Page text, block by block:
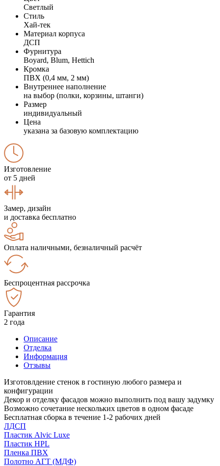
Светлый
Стиль
Хай-тек
Материал корпуса
ДСП
Фурнитура
Boyard, Blum, Hettich
Кромка
ПВХ (0,4 мм, 2 мм)
Внутреннее наполнение
на выбор (полки, корзины, штанги)
Размер
индивидуальный
Цена
указана за базовую комплектацию
Изготовление
от 5 дней
Замер, дизайн
и доставка бесплатно
Оплата наличными, безналичный расчёт
Беспроцентная рассрочка
Гарантия
2 года
Описание
Отделка
Информация
Отзывы
Изготовлдение стенок в гостиную любого размера и
конфигурации
Декор и отделку фасадов можно выполнить под вашу задумку
Возможно сочетание нескольких цветов в одном фасаде
Бесплатная сборка в течение 1-2 рабочих дней
ЛДСП
Пластик Alvic Luxe
Пластик HPL
Пленка ПВХ
Полотно АГТ (МДФ)